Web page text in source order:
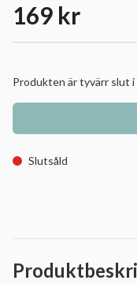
169 kr
Produkten är tyvärr slut i
Slutsåld